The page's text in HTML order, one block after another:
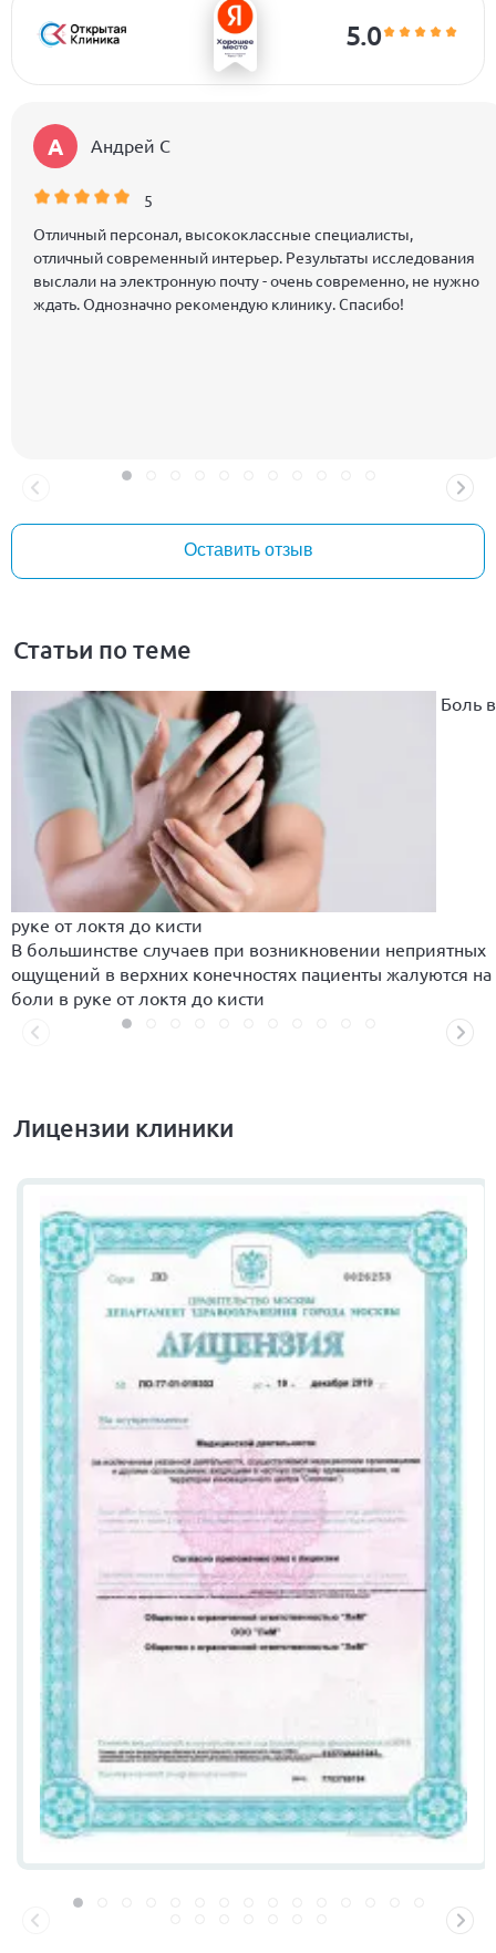
5.0
А Андрей C
5
Отличный персонал, высококлассные специалисты,
отличный современный интерьер. Результаты исследования
выслали на электронную почту - очень современно, не нужно
ждать. Однозначно рекомендую клинику. Спасибо!
Оставить отзыв
Статьи по теме
Боль в
руке от локтя до кисти
В большинстве случаев при возникновении неприятных
ощущений в верхних конечностях пациенты жалуются на
боли в руке от локтя до кисти
Лицензии клиники